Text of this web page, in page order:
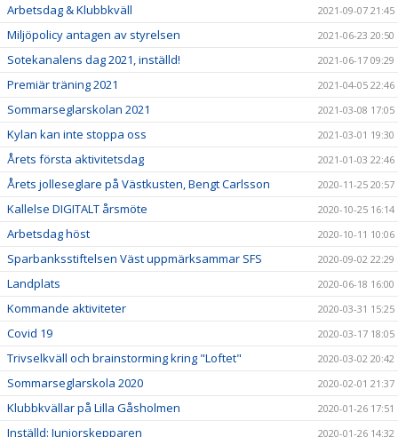
Arbetsdag & Klubbkväll 2021-09-07 21:45
Miljöpolicy antagen av styrelsen 2021-06-23 20:50
Sotekanalens dag 2021, inställd! 2021-06-17 09:29
Premiär träning 2021 2021-04-05 22:46
Sommarseglarskolan 2021 2021-03-08 17:05
Kylan kan inte stoppa oss 2021-03-01 19:30
Årets första aktivitetsdag 2021-01-03 22:46
Årets jolleseglare på Västkusten, Bengt Carlsson 2020-11-25 20:57
Kallelse DIGITALT årsmöte 2020-10-25 16:14
Arbetsdag höst 2020-10-11 10:06
Sparbanksstiftelsen Väst uppmärksammar SFS 2020-09-02 22:29
Landplats 2020-06-18 16:00
Kommande aktiviteter 2020-03-31 15:25
Covid 19 2020-03-17 18:05
Trivselkväll och brainstorming kring "Loftet" 2020-03-02 20:42
Sommarseglarskola 2020 2020-02-01 21:37
Klubbkvällar på Lilla Gåsholmen 2020-01-26 17:51
Inställd: Juniorskepparen 2020-01-26 14:32